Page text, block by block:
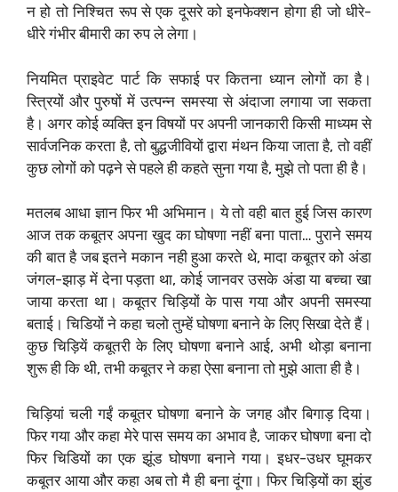
न हो तो निश्चित रूप से एक दूसरे को इनफेक्शन होगा ही जो धीरे-
धीरे गंभीर बीमारी का रुप ले लेगा।
नियमित प्राइवेट पार्ट कि सफाई पर कितना ध्यान लोगों का है।
स्त्रियों और पुरुषों में उत्पन्न समस्या से अंदाजा लगाया जा सकता
है। अगर कोई व्यक्ति इन विषयों पर अपनी जानकारी किसी माध्यम से
सार्वजनिक करता है, तो बुद्धजीवियों द्वारा मंथन किया जाता है, तो वहीं
कुछ लोगों को पढ़ने से पहले ही कहते सुना गया है, मुझे तो पता ही है।
मतलब आधा ज्ञान फिर भी अभिमान। ये तो वही बात हुई जिस कारण
आज तक कबूतर अपना खुद का घोषणा नहीं बना पाता… पुराने समय
की बात है जब इतने मकान नही हुआ करते थे, मादा कबूतर को अंडा
जंगल-झाड़ में देना पड़ता था, कोई जानवर उसके अंडा या बच्चा खा
जाया करता था। कबूतर चिड़ियों के पास गया और अपनी समस्या
बताई। चिडियों ने कहा चलो तुम्हें घोषणा बनाने के लिए सिखा देते हैं।
कुछ चिड़ियें कबूतरी के लिए घोषणा बनाने आई, अभी थोड़ा बनाना
शुरू ही कि थी, तभी कबूतर ने कहा ऐसा बनाना तो मुझे आता ही है।
चिड़ियां चली गईं कबूतर घोषणा बनाने के जगह और बिगाड़ दिया।
फिर गया और कहा मेरे पास समय का अभाव है, जाकर घोषणा बना दो
फिर चिडियों का एक झूंड घोषणा बनाने गया। इधर-उधर घूमकर
कबूतर आया और कहा अब तो मै ही बना दूंगा। फिर चिड़ियों का झुंड